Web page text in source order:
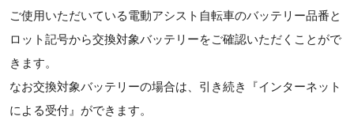
ご使用いただいている電動アシスト自転車のバッテリー品番と
ロット記号から交換対象バッテリーをご確認いただくことがで
きます。
なお交換対象バッテリーの場合は、引き続き『インターネット
による受付』ができます。